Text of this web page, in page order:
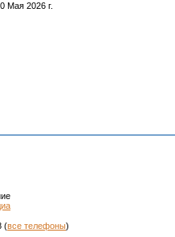
Мая 2026 г.
(все телефоны)